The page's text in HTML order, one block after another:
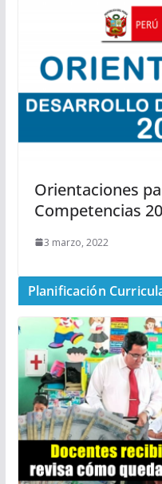
Orientaciones
Competencias
3 marzo, 2022
Planificación